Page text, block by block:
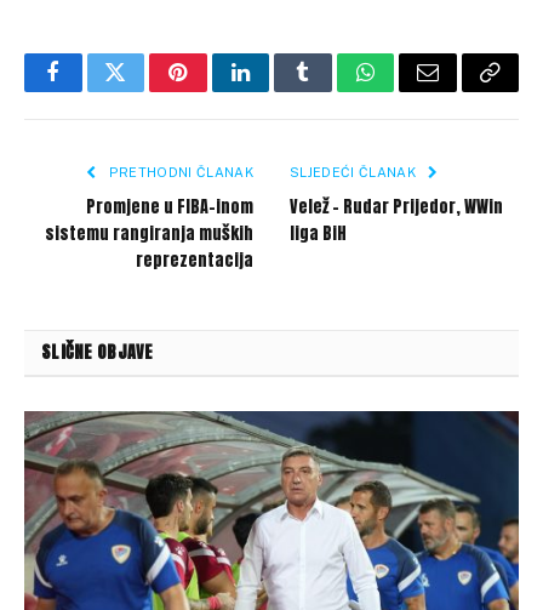
FacebookTwitterPinterestLinkedInTumblrWhatsApp
Email Copy
PRETHODNI ČLANAK
Promjene u FIBA-inom
sistemu rangiranja muških
reprezentacija
SLJEDEĆI ČLANAK
Velež – Rudar Prijedor, WWin
liga BiH
SLIČNE OBJAVE